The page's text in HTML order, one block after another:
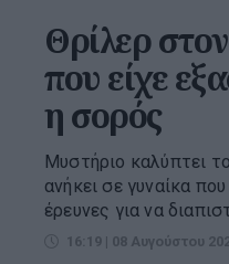
Θρίλερ
που είχε
η σορός
Μυστήριο καλύπτει
ανήκει σε γυναίκα
έρευνες για να
16:19 | 08 Αυγούστου